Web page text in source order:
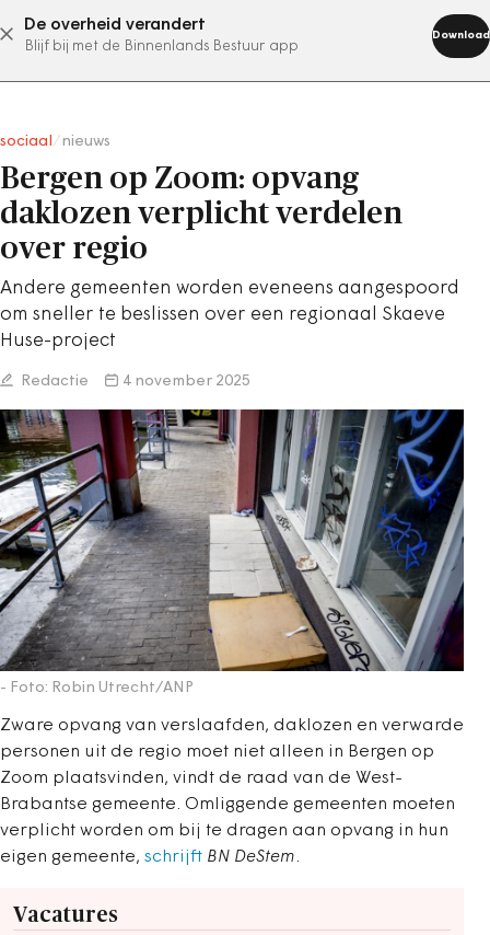
De overheid verandert
Blijf bij met de Binnenlands Bestuur app
Download
abonneer nu
sociaal nieuws
Bergen op Zoom: opvang
daklozen verplicht verdelen
over regio
Andere gemeenten worden eveneens aangespoord
om sneller te beslissen over een regionaal Skaeve
Huse-project
Redactie 4 november 2025
- Foto: Robin Utrecht/ANP
Zware opvang van verslaafden, daklozen en verwarde
personen uit de regio moet niet alleen in Bergen op
Zoom plaatsvinden, vindt de raad van de West-
Brabantse gemeente. Omliggende gemeenten moeten
verplicht worden om bij te dragen aan opvang in hun
eigen gemeente, schrijft BN DeStem.
Vacatures